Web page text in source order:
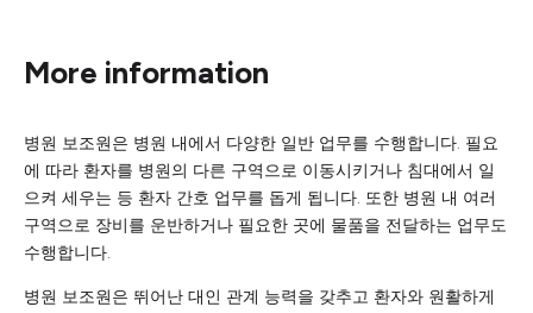
More information
병원 보조원은 병원 내에서 다양한 일반 업무를 수행합니다. 필요
에 따라 환자를 병원의 다른 구역으로 이동시키거나 침대에서 일
으켜 세우는 등 환자 간호 업무를 돕게 됩니다. 또한 병원 내 여러
구역으로 장비를 운반하거나 필요한 곳에 물품을 전달하는 업무도
수행합니다.
병원 보조원은 뛰어난 대인 관계 능력을 갖추고 환자와 원활하게